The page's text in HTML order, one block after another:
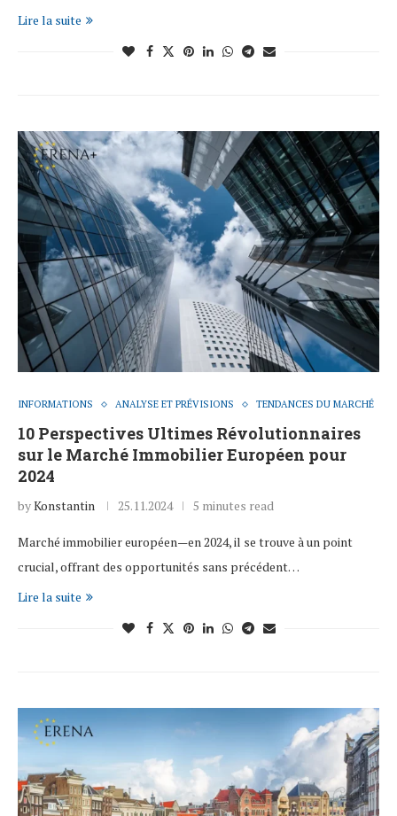
Lire la suite
INFORMATIONS ANALYSE ET PRÉVISIONS TENDANCES DU MARCHÉ
10 Perspectives Ultimes Révolutionnaires
sur le Marché Immobilier Européen pour
2024
byKonstantin 25.11.2024 5 minutes read
Marché immobilier européen—en 2024, il se trouve à un point
crucial, offrant des opportunités sans précédent…
Lire la suite